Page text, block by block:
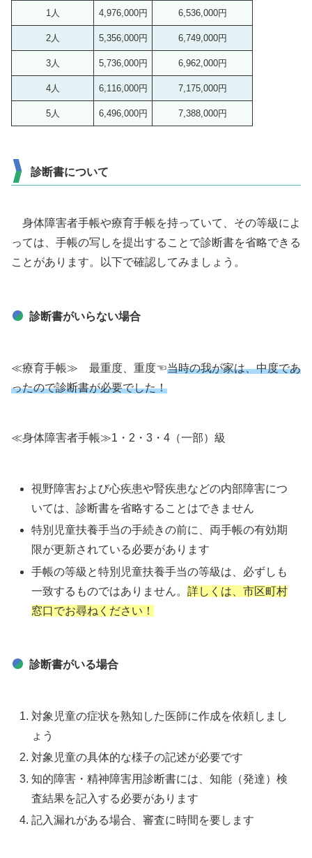
1人 4,976,000円 6,536,000円
2人 5,356,000円 6,749,000円
3人 5,736,000円 6,962,000円
4人 6,116,000円 7,175,000円
5人 6,496,000円 7,388,000円
診断書について
身体障害者手帳や療育手帳を持っていて、その等級によ
っては、手帳の写しを提出することで診断書を省略できる
ことがあります。以下で確認してみましょう。
診断書がいらない場合
≪療育手帳≫ 最重度、重度☜当時の我が家は、中度であ
ったので診断書が必要でした！
≪身体障害者手帳≫1・2・3・4（一部）級
視野障害および心疾患や腎疾患などの内部障害につ
いては、診断書を省略することはできません
特別児童扶養手当の手続きの前に、両手帳の有効期
限が更新されている必要があります
手帳の等級と特別児童扶養手当の等級は、必ずしも
一致するものではありません。詳しくは、市区町村
窓口でお尋ねください！
診断書がいる場合
対象児童の症状を熟知した医師に作成を依頼しまし
ょう
対象児童の具体的な様子の記述が必要です
知的障害・精神障害用診断書には、知能（発達）検
査結果を記入する必要があります
記入漏れがある場合、審査に時間を要します